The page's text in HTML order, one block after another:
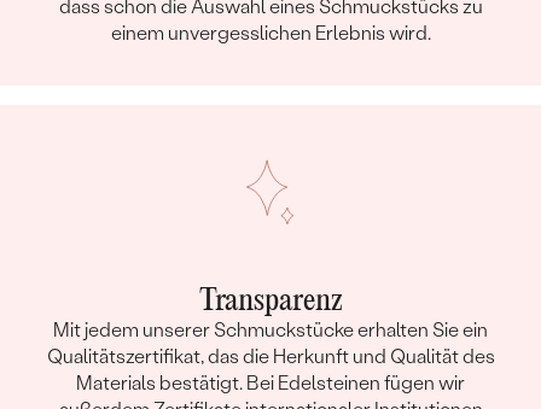
dass schon die Auswahl eines Schmuckstücks zu
einem unvergesslichen Erlebnis wird.
Transparenz
Mit jedem unserer Schmuckstücke erhalten Sie ein
Qualitätszertifikat, das die Herkunft und Qualität des
Materials bestätigt. Bei Edelsteinen fügen wir